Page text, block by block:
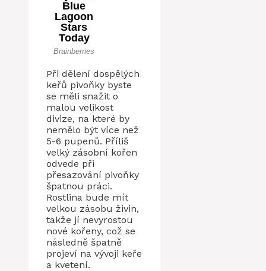
Při dělení dospělých
keřů pivoňky byste
se měli snažit o
malou velikost
divize, na které by
nemělo být více než
5-6 pupenů. Příliš
velký zásobní kořen
odvede při
přesazování pivoňky
špatnou práci.
Rostlina bude mít
velkou zásobu živin,
takže jí nevyrostou
nové kořeny, což se
následně špatně
projeví na vývoji keře
a kvetení.